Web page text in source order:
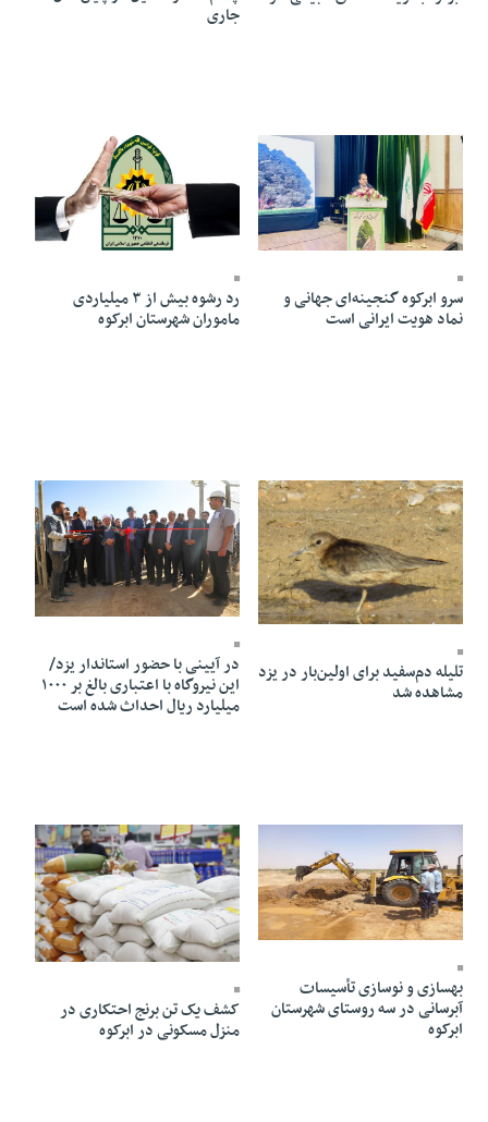
جاری
22 Aban 1404 - 17:31
سرو ابرکوه گنجینه‌ای جهانی و
نماد هویت ایرانی است
03 Aban 1404 - 18:05
رد رشوه بیش از ۳ میلیاردی
ماموران شهرستان ابرکوه
03 Mehr 1404 - 19:36
تلیله دم‌سفید برای اولین‌بار در یزد
مشاهده شد
05 Shahrivar 1404 - 10:36
در آیینی با حضور استاندار یزد/
این نیروگاه با اعتباری بالغ بر ۱۰۰۰
میلیارد ریال احداث شده است
07 Mordad 1404 - 18:58
بهسازی و نوسازی تأسیسات
آبرسانی در سه روستای شهرستان
ابرکوه
01 Tir 1404 - 16:04
کشف یک تن برنج احتکاری در
منزل مسکونی در ابرکوه